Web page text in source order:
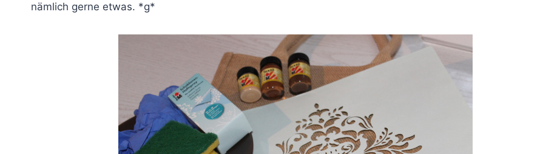
nämlich gerne etwas. *g*